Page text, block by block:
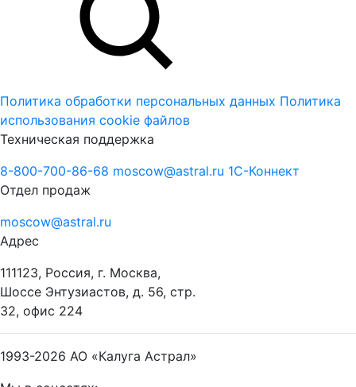
Политика обработки персональных данных Политика
использования cookie файлов
Техническая поддержка
8-800-700-86-68 moscow@astral.ru 1С-Коннект
Отдел продаж
moscow@astral.ru
Адрес
111123, Россия, г. Москва,
Шоссе Энтузиастов, д. 56, стр.
32, офис 224
1993-2026 АО «Калуга Астрал»